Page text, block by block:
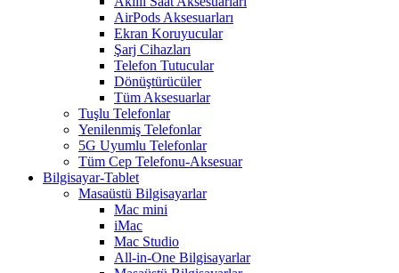
AirPods Aksesuarları
Ekran Koruyucular
Şarj Cihazları
Telefon Tutucular
Dönüştürücüler
Tüm Aksesuarlar
Tuşlu Telefonlar
Yenilenmiş Telefonlar
5G Uyumlu Telefonlar
Tüm Cep Telefonu-Aksesuar
Bilgisayar-Tablet
Masaüstü Bilgisayarlar
Mac mini
iMac
Mac Studio
All-in-One Bilgisayarlar